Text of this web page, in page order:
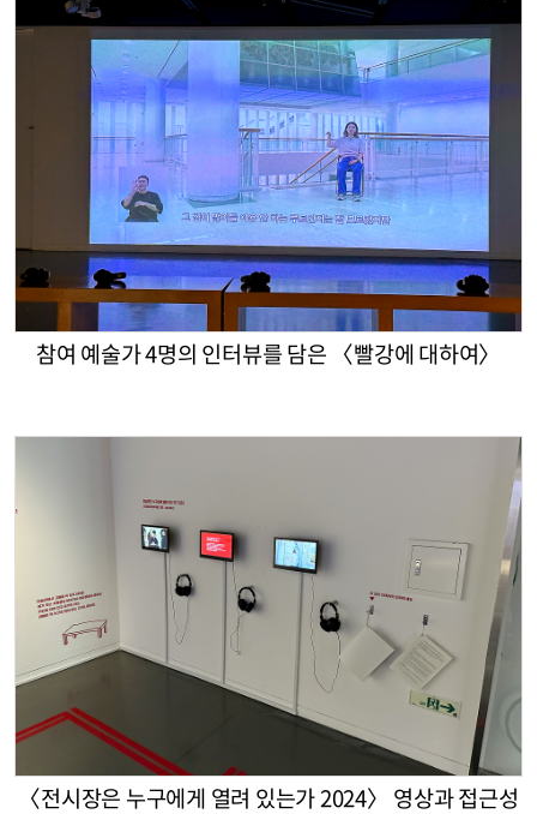
참여 예술가 4명의 인터뷰를 담은 〈빨강에 대하여〉
〈전시장은 누구에게 열려 있는가 2024〉 영상과 접근성